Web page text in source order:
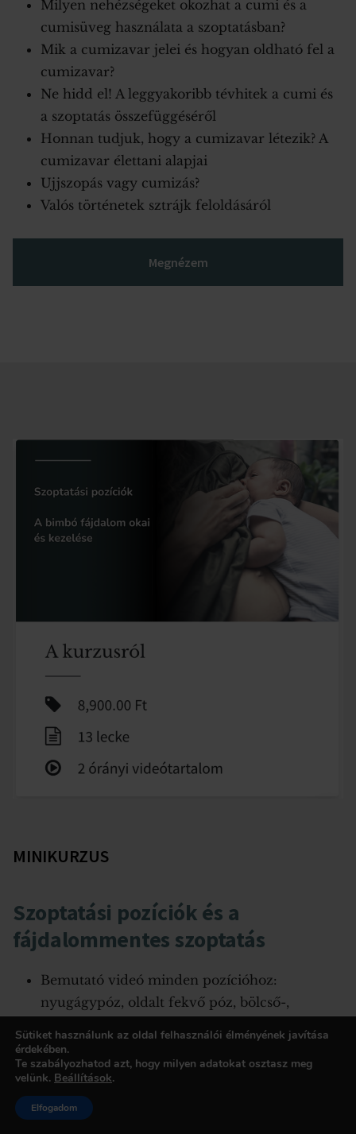
Milyen nehézségeket okozhat a cumi és a
cumisüveg használata a szoptatásban?
Mik a cumizavar jelei és hogyan oldható fel a
cumizavar?
Ne hidd el! A leggyakoribb tévhitek a cumi és
a szoptatás összefüggéséről
Honnan tudjuk, hogy a cumizavar létezik? A
cumizavar élettani alapjai
Ujjszopás vagy cumizás?
Valós történetek sztrájk feloldásáról
Megnézem
MINIKURZUS
Szoptatási pozíciók és a
fájdalommentes szoptatás
Bemutató videó minden pozícióhoz:
nyugágypóz, oldalt fekvő póz, bölcső-,
A jó szopási technikai jelei
A jó mellrehelyezés 7 fő szempontja
Sütiket használunk az oldal felhasználói élményének javítása
érdekében.
Te szabályozhatod azt, hogy milyen adatokat osztasz meg
velünk. Beállítások.
Elfogadom